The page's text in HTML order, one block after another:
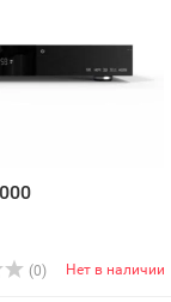
(0) Нет в наличии